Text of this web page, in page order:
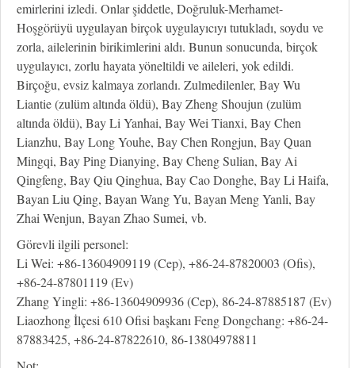
emirlerini izledi. Onlar şiddetle, Doğruluk-Merhamet-
Hoşgörüyü uygulayan birçok uygulayıcıyı tutukladı, soydu ve
zorla, ailelerinin birikimlerini aldı. Bunun sonucunda, birçok
uygulayıcı, zorlu hayata yöneltildi ve aileleri, yok edildi.
Birçoğu, evsiz kalmaya zorlandı. Zulmedilenler, Bay Wu
Liantie (zulüm altında öldü), Bay Zheng Shoujun (zulüm
altında öldü), Bay Li Yanhai, Bay Wei Tianxi, Bay Chen
Lianzhu, Bay Long Youhe, Bay Chen Rongjun, Bay Quan
Mingqi, Bay Ping Dianying, Bay Cheng Sulian, Bay Ai
Qingfeng, Bay Qiu Qinghua, Bay Cao Donghe, Bay Li Haifa,
Bayan Liu Qing, Bayan Wang Yu, Bayan Meng Yanli, Bay
Zhai Wenjun, Bayan Zhao Sumei, vb.
Görevli ilgili personel:
Li Wei: +86-13604909119 (Cep), +86-24-87820003 (Ofis),
+86-24-87801119 (Ev)
Zhang Yingli: +86-13604909936 (Cep), 86-24-87885187 (Ev)
Liaozhong İlçesi 610 Ofisi başkanı Feng Dongchang: +86-24-
87883425, +86-24-87822610, 86-13804978811